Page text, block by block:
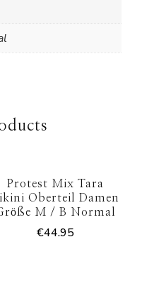
Protest Mix Tara
Oberteil Damen
M / B Normal
€44.95